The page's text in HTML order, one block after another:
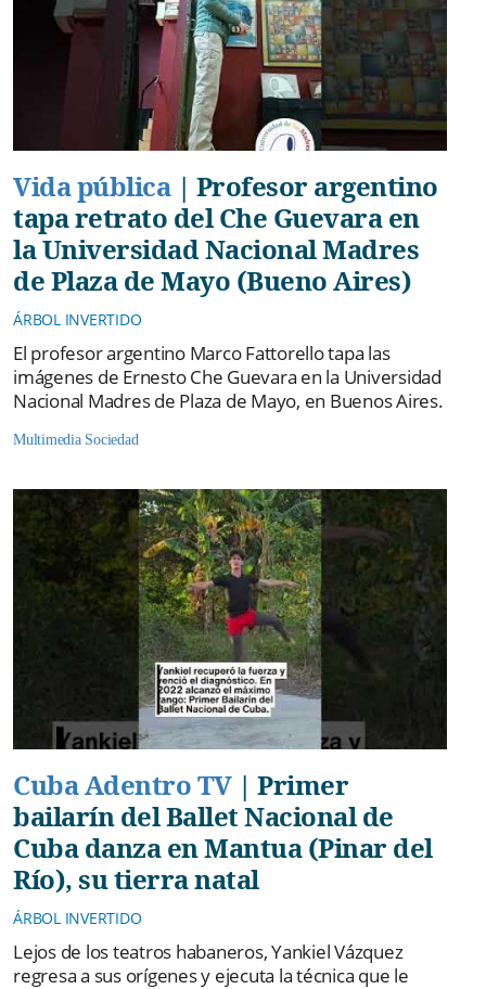
Vida pública| Profesor argentino
tapa retrato del Che Guevara en
la Universidad Nacional Madres
de Plaza de Mayo (Bueno Aires)
ÁRBOL INVERTIDO
El profesor argentino Marco Fattorello tapa las
imágenes de Ernesto Che Guevara en la Universidad
Nacional Madres de Plaza de Mayo, en Buenos Aires.
Multimedia Sociedad
Cuba Adentro TV| Primer
bailarín del Ballet Nacional de
Cuba danza en Mantua (Pinar del
Río), su tierra natal
ÁRBOL INVERTIDO
Lejos de los teatros habaneros, Yankiel Vázquez
regresa a sus orígenes y ejecuta la técnica que le